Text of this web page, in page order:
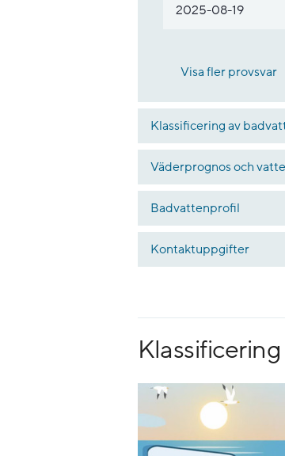
2025-08-19
Visa fler provsvar
Klassificering av
Väderprognos och
Badvattenprofil
Kontaktuppgifter